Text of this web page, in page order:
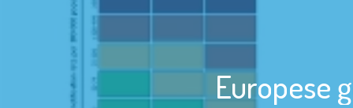
Europese